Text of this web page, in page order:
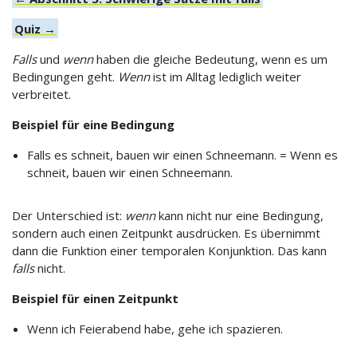
Quiz →
Fallsund wennhaben die gleiche Bedeutung, wenn es um
Bedingungen geht. Wennist im Alltag lediglich weiter
verbreitet.
Beispiel für eine Bedingung
Falls es schneit, bauen wir einen Schneemann. = Wenn es
schneit, bauen wir einen Schneemann.
Der Unterschied ist: wennkann nicht nur eine Bedingung,
sondern auch einen Zeitpunkt ausdrücken. Es übernimmt
dann die Funktion einer temporalen Konjunktion. Das kann
fallsnicht.
Beispiel für einen Zeitpunkt
Wenn ich Feierabend habe, gehe ich spazieren.